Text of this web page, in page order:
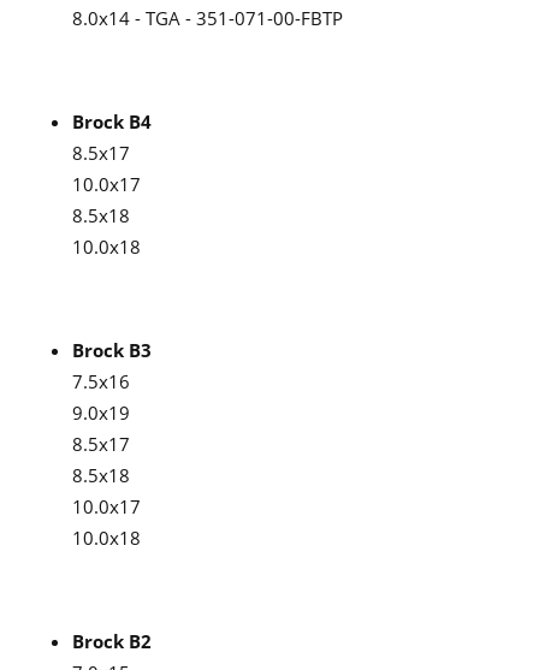
8.0x14 - TGA - 351-071-00-FBTP
Brock B4
8.5x17
10.0x17
8.5x18
10.0x18
Brock B3
7.5x16
9.0x19
8.5x17
8.5x18
10.0x17
10.0x18
Brock B2